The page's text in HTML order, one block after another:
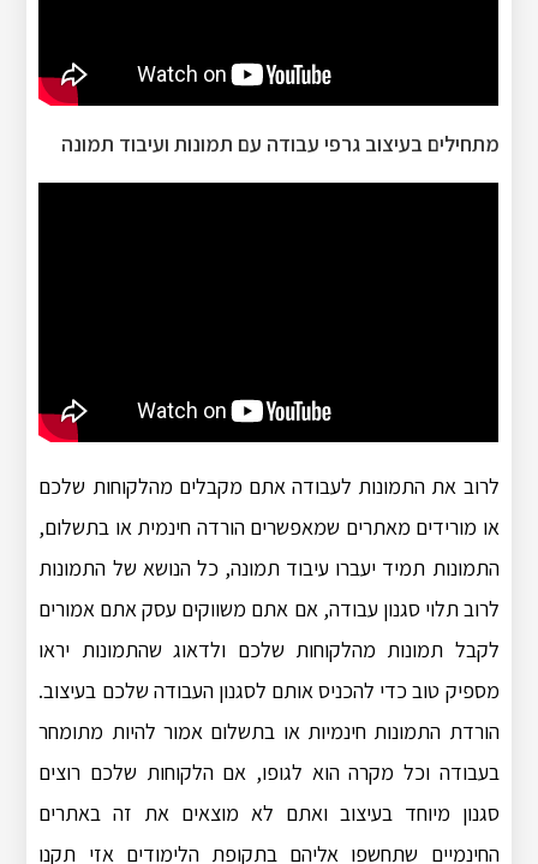
מתחילים בעיצוב גרפי עבודה עם תמונות ועיבוד תמונה
לרוב את התמונות לעבודה אתם מקבלים מהלקוחות שלכם
או מורידים מאתרים שמאפשרים הורדה חינמית או בתשלום,
התמונות תמיד יעברו עיבוד תמונה, כל הנושא של התמונות
לרוב תלוי סגנון עבודה, אם אתם משווקים עסק אתם אמורים
לקבל תמונות מהלקוחות שלכם ולדאוג שהתמונות יראו
מספיק טוב כדי להכניס אותם לסגנון העבודה שלכם בעיצוב.
הורדת התמונות חינמיות או בתשלום אמור להיות מתומחר
בעבודה וכל מקרה הוא לגופו, אם הלקוחות שלכם רוצים
סגנון מיוחד בעיצוב ואתם לא מוצאים את זה באתרים
החינמיים שתחשפו אליהם בתקופת הלימודים אזי תקנו